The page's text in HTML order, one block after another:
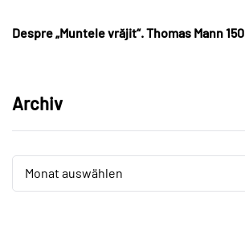
Despre „Muntele vrăjit“. Thomas Mann 150
Archiv
Archiv
Monat auswählen
Archiv